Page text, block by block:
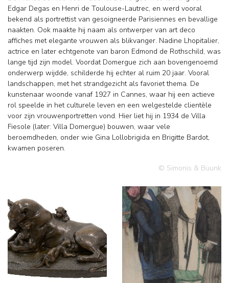
Edgar Degas en Henri de Toulouse-Lautrec, en werd vooral
bekend als portrettist van gesoigneerde Parisiennes en bevallige
naakten. Ook maakte hij naam als ontwerper van art deco
affiches met elegante vrouwen als blikvanger. Nadine Lhopitalier,
actrice en later echtgenote van baron Edmond de Rothschild, was
lange tijd zijn model. Voordat Domergue zich aan bovengenoemd
onderwerp wijdde, schilderde hij echter al ruim 20 jaar. Vooral
landschappen, met het strandgezicht als favoriet thema. De
kunstenaar woonde vanaf 1927 in Cannes, waar hij een actieve
rol speelde in het culturele leven en een welgestelde clientèle
voor zijn vrouwenportretten vond. Hier liet hij in 1934 de Villa
Fiesole (later: Villa Domergue) bouwen, waar vele
beroemdheden, onder wie Gina Lollobrigida en Brigitte Bardot,
kwamen poseren.
© Simonis & Buunk